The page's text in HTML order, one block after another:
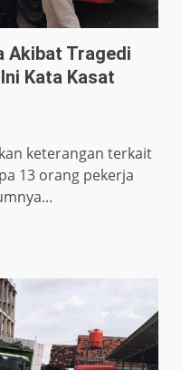
Akibat Tragedi
Kata Kasat
keterangan terkait
13 orang pekerja